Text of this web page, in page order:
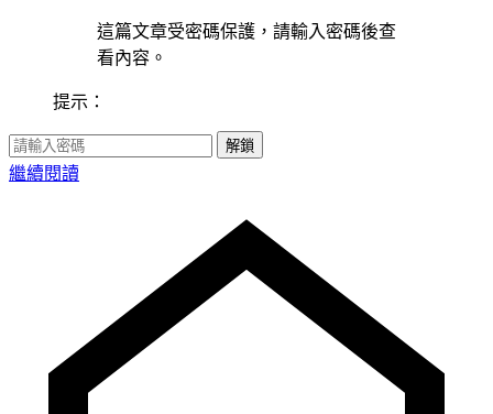
這篇文章受密碼保護，請輸入密碼後查
看內容。
提示：
解鎖
繼續閱讀